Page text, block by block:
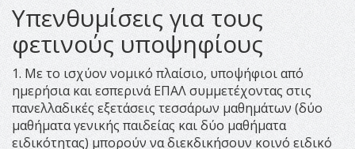
Υπενθυμίσεις για τους
φετινούς υποψηφίους
1. Με το ισχύον νομικό πλαίσιο, υποψήφιοι από
ημερήσια και εσπερινά ΕΠΑΛ συμμετέχοντας στις
πανελλαδικές εξετάσεις τεσσάρων μαθημάτων (δύο
μαθήματα γενικής παιδείας και δύο μαθήματα
ειδικότητας) μπορούν να διεκδικήσουν κοινό ειδικό